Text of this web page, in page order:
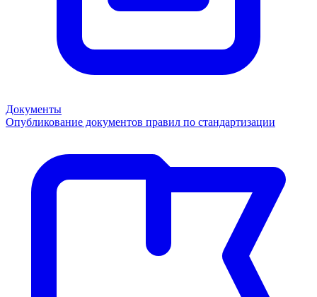
Документы
Опубликование документов правил по стандартизации